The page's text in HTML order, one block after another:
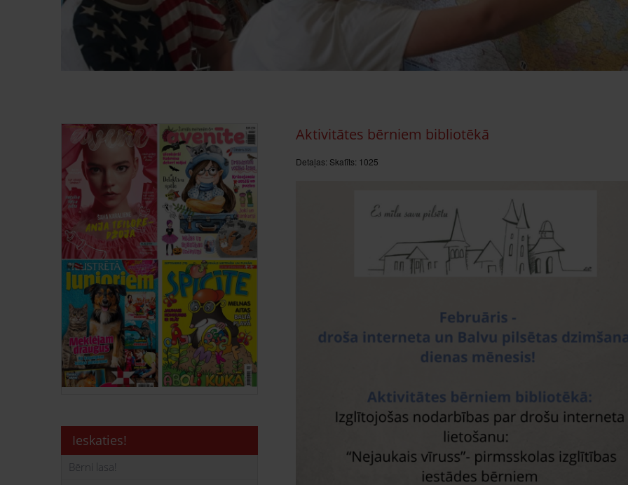
Ieskaties!
Bērni lasa!
Aktivitātes bērniem bibliotēkā
Detaļas: Skatīts: 1025